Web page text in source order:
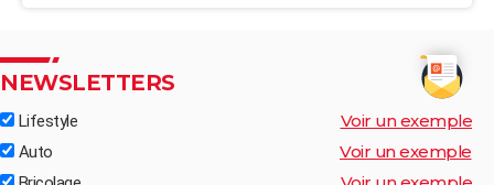
NEWSLETTERS
Lifestyle Voir un exemple
Auto Voir un exemple